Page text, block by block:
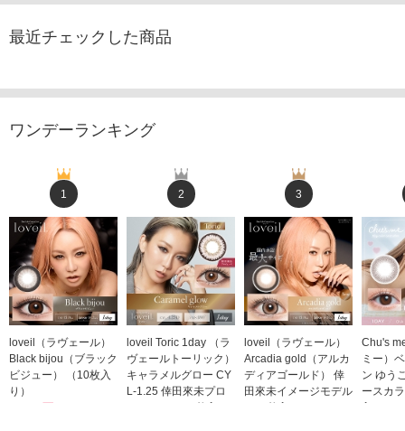
最近チェックした商品
ワンデーランキング
1
loveil（ラヴェール）
Black bijou（ブラック
ビジュー） （10枚入
り）
2
loveil Toric 1day （ラ
ヴェールトーリック）
キャラメルグロー CY
L-1.25 倖田來未プロ
3
loveil（ラヴェール）
Arcadia gold（アルカ
ディアゴールド） 倖
田來未イメージモデル
Chu's
ミー）
ン ゆう
ースカ